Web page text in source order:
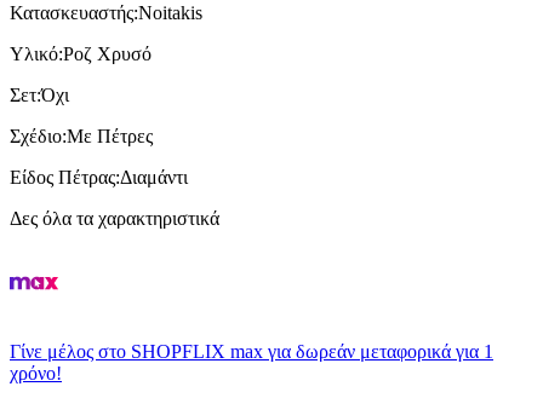
Κατασκευαστής:Noitakis
Υλικό:Ροζ Χρυσό
Σετ:Όχι
Σχέδιο:Με Πέτρες
Είδος Πέτρας:Διαμάντι
Δες όλα τα χαρακτηριστικά
Γίνε μέλος στο SHOPFLIX max για δωρεάν μεταφορικά για 1
χρόνο!